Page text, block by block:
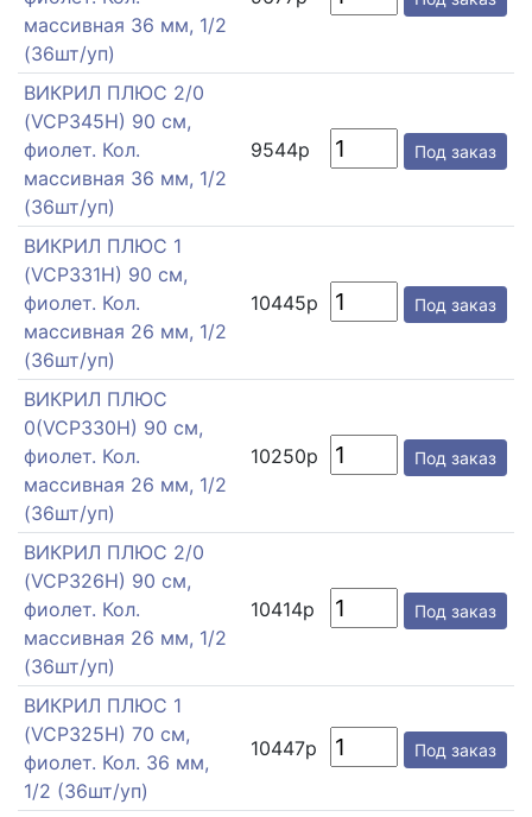
массивная 36 мм, 1/2
(36шт/уп)
ВИКРИЛ ПЛЮС 2/0
(VCP345H) 90 см,
фиолет. Кол.
массивная 36 мм, 1/2
(36шт/уп)
9544р Под заказ
ВИКРИЛ ПЛЮС 1
(VCP331H) 90 см,
фиолет. Кол.
массивная 26 мм, 1/2
(36шт/уп)
10445р Под заказ
ВИКРИЛ ПЛЮС
0(VCP330H) 90 см,
фиолет. Кол.
массивная 26 мм, 1/2
(36шт/уп)
10250р Под заказ
ВИКРИЛ ПЛЮС 2/0
(VCP326H) 90 см,
фиолет. Кол.
массивная 26 мм, 1/2
(36шт/уп)
10414р Под заказ
ВИКРИЛ ПЛЮС 1
(VCP325H) 70 см,
фиолет. Кол. 36 мм,
1/2 (36шт/уп)
10447р Под заказ